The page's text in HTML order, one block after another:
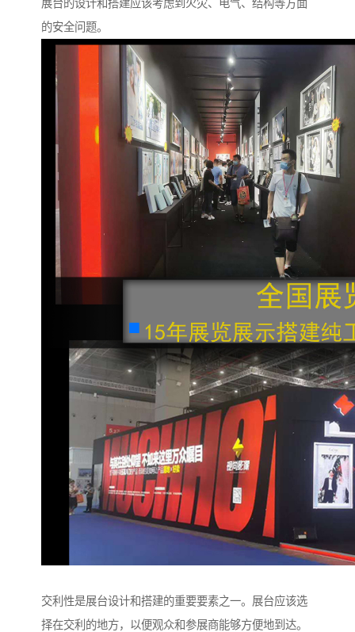
展台的设计和搭建应该考虑到火灾、电气、结构等方面
的安全问题。
交利性是展台设计和搭建的重要要素之一。展台应该选
择在交利的地方，以便观众和参展商能够方便地到达。